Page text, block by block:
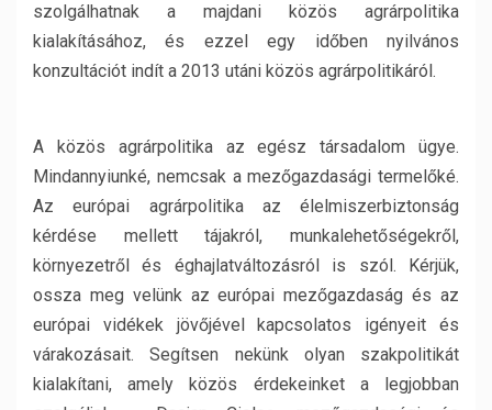
szolgálhatnak a majdani közös agrárpolitika
kialakításához, és ezzel egy időben nyilvános
konzultációt indít a 2013 utáni közös agrárpolitikáról.
A közös agrárpolitika az egész társadalom ügye.
Mindannyiunké, nemcsak a mezőgazdasági termelőké.
Az európai agrárpolitika az élelmiszerbiztonság
kérdése mellett tájakról, munkalehetőségekről,
környezetről és éghajlatváltozásról is szól. Kérjük,
ossza meg velünk az európai mezőgazdaság és az
európai vidékek jövőjével kapcsolatos igényeit és
várakozásait. Segítsen nekünk olyan szakpolitikát
kialakítani, amely közös érdekeinket a legjobban